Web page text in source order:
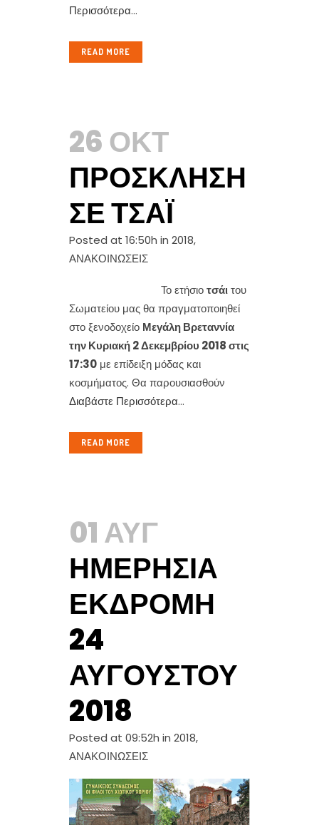
Περισσότερα...
READ MORE
26 ΟΚΤ
ΠΡΌΣΚΛΗΣΗ
ΣΕ ΤΣΆΙ
Posted at 16:50h in 2018,
ΑΝΑΚΟΙΝΩΣΕΙΣ
Το ετήσιοτσάιτου
Σωματείου μας θα πραγματοποιηθεί
στο ξενοδοχείο Μεγάλη Βρεταννία
την Κυριακή 2 Δεκεμβρίου 2018 στις
17:30 με επίδειξη μόδας και
κοσμήματος. Θα παρουσιασθούν
Διαβάστε Περισσότερα...
READ MORE
01 ΑΥΓ
ΗΜΕΡΉΣΙΑ
ΕΚΔΡΟΜΉ
24
ΑΥΓΟΎΣΤΟΥ
2018
Posted at 09:52h in 2018,
ΑΝΑΚΟΙΝΩΣΕΙΣ